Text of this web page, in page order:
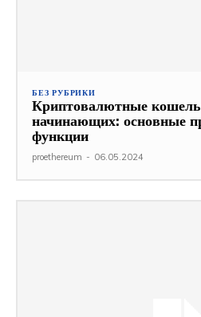
БЕЗ РУБРИКИ
Криптовалютные
начинающих: основные
функции
proethereum - 06.05.2024